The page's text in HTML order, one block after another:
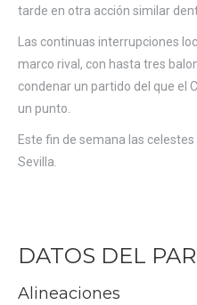
tarde en otra acción similar
Las continuas interrupciones
marco rival, con hasta tres
condenar un partido del que el
un punto.
Este fin de semana las
Sevilla.
DATOS DEL
Alineaciones